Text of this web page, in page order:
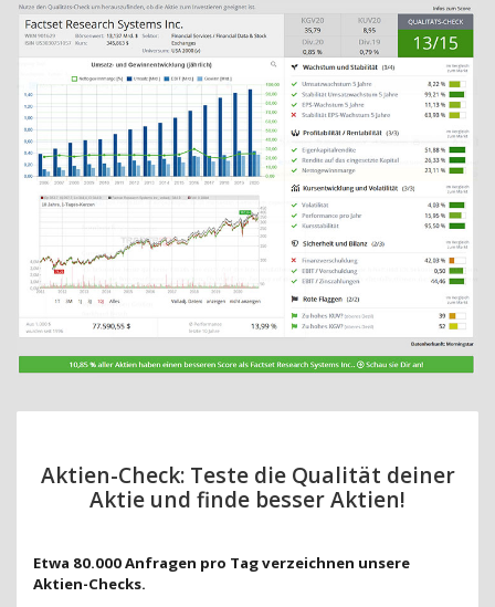
Aktien-Check: Teste die Qualität deiner
Aktie und finde besser Aktien!
Etwa 80.000 Anfragen pro Tag verzeichnen unsere
Aktien-Checks.